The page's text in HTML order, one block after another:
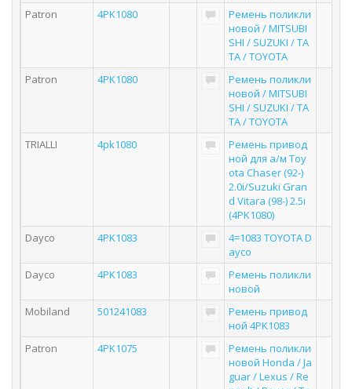
Patron
4PK1080
Ремень поликли
новой / MITSUBI
SHI / SUZUKI / TA
TA / TOYOTA
Patron
4PK1080
Ремень поликли
новой / MITSUBI
SHI / SUZUKI / TA
TA / TOYOTA
TRIALLI
4pk1080
Ремень привод
ной для а/м Toy
ota Chaser (92-)
2.0i/Suzuki Gran
d Vitara (98-) 2.5i
(4PK1080)
Dayco
4PK1083
4=1083 TOYOTA D
ayco
Dayco
4PK1083
Ремень поликли
новой
Mobiland
501241083
Ремень привод
ной 4PK1083
Patron
4PK1075
Ремень поликли
новой Honda / Ja
guar / Lexus / Re